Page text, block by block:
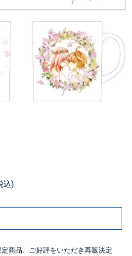
込)
定商品、ご好評をいただき再販決定